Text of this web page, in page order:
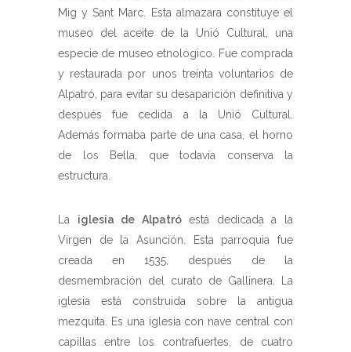
Mig y Sant Marc. Esta almazara constituye el
museo del aceite de la Unió Cultural, una
especie de museo etnológico. Fue comprada
y restaurada por unos treinta voluntarios de
Alpatró, para evitar su desaparición definitiva y
después fue cedida a la Unió Cultural.
Además formaba parte de una casa, el horno
de los Bella, que todavía conserva la
estructura.
La iglesia de Alpatróestá dedicada a la
Virgen de la Asunción. Esta parroquia fue
creada en 1535, después de la
desmembración del curato de Gallinera. La
iglesia está construida sobre la antigua
mezquita. Es una iglesia con nave central con
capillas entre los contrafuertes, de cuatro